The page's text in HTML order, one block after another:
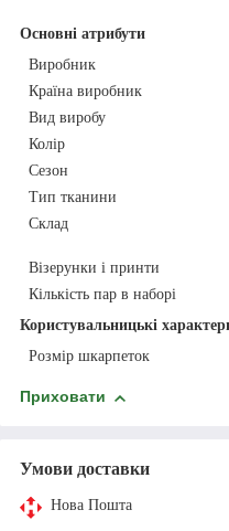
Основні атрибути
Виробник
Країна виробник
Вид виробу
Колір
Сезон
Тип тканини
Склад
Візерунки і принти
Кількість пар в наборі
Користувальницькі
Розмір шкарпеток
Приховати
Умови доставки
Нова Пошта